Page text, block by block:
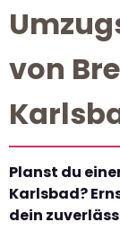
von
Planst du
Karlsbad?
dein